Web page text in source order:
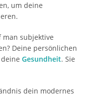
um deine
man subjektive
Deine persönlichen
Gesundheit. Sie
dein modernes